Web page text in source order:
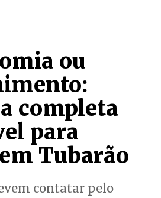
ou
completa
para
Tubarão
contatar pelo